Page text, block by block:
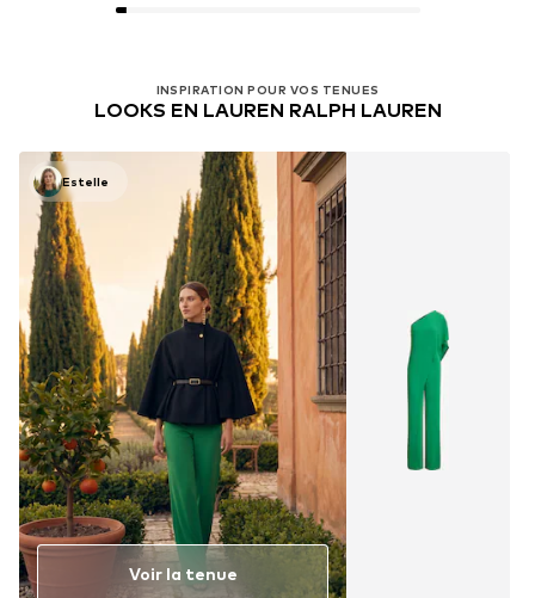
INSPIRATION POUR VOS TENUES
LOOKS EN LAUREN RALPH LAUREN
Estelle
Voir la tenue